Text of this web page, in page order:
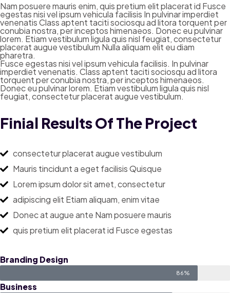
Nam posuere mauris enim, quis pretium elit placerat id Fusce
egestas nisi vel ipsum vehicula facilisis In pulvinar imperdiet
venenatis Class aptent taciti sociosqu ad litora torquent per
conubia nostra, per inceptos himenaeos. Donec eu pulvinar
lorem. Etiam vestibulum ligula quis nisl feugiat, consectetur
placerat augue vestibulum Nulla aliquam elit eu diam
pharetra.
Fusce egestas nisi vel ipsum vehicula facilisis. In pulvinar
imperdiet venenatis. Class aptent taciti sociosqu ad litora
torquent per conubia nostra, per inceptos himenaeos.
Donec eu pulvinar lorem. Etiam vestibulum ligula quis nisl
feugiat, consectetur placerat augue vestibulum.
Finial Results Of The Project
consectetur placerat augue vestibulum
Mauris tincidunt a eget facilisis Quisque
Lorem ipsum dolor sit amet, consectetur
adipiscing elit Etiam aliquam, enim vitae
Donec at augue ante Nam posuere mauris
quis pretium elit placerat id Fusce egestas
Branding Design
86%
Business